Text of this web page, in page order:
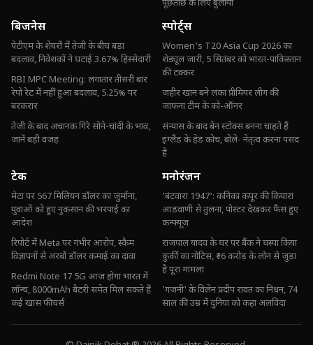
पूछताछ के लिए बुलाया
बिजनेस
पेटीएम के शेयरों में तेजी के बीच बड़ा
बदलाव, निवेशकों ने घटाई 3.67% हिस्सेदारी
RBI MPC Meeting: लगातार तीसरी बार
रेपो रेट में नहीं हुआ बदलाव, 5.25% पर
बरकरार
तेजी के बाद अचानक गिरे सोने-चांदी के भाव,
जानें बड़ी वजह
स्पोर्ट्स
Women's T20 Asia Cup 2026 का
शेड्यूल जारी, 5 सितंबर को भारत-पाकिस्तान
की टक्कर
जहीर खान बने लंका प्रीमियर लीग की
जाफना टीम के को-ऑनर
संन्यास के बाद बेन स्टोक्स बनना चाहते हैं
इंग्लैंड के हेड कोच, बोले- नेतृत्व करना पसंद
है
टेक
मेटा पर 567 मिलियन डॉलर का जुर्माना,
युवाओं को हुए नुकसान की भरपाई का
आदेश
रिपोर्ट में Meta पर गंभीर आरोप, स्कैम
विज्ञापनों से अरबों डॉलर कमाई का दावा
Redmi Note 17 5G आज होगा भारत में
लॉन्च, 8000mAh बैटरी समेत मिल सकते हैं
कई खास फीचर्स
मनोरंजन
'बंटवारा 1947': कनिका कपूर की कियारा
आडवाणी से तुलना, पोस्टर देखकर फैंस हुए
कन्फ्यूज
राजपाल यादव के घर पर बैंक ने चस्पा किया
कुर्की का नोटिस, ₹16 करोड़ के लोन से जुड़ा
है पूरा मामला
'गजनी' के विलेन प्रदीप रावत का निधन, 74
साल की उम्र में दुनिया को कहा अलविदा